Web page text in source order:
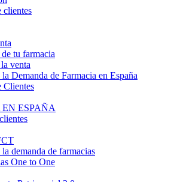
clientes
tu farmacia
venta
Demanda de Farmacia en España
Clientes
ESPAÑA
demanda de farmacias
One to One